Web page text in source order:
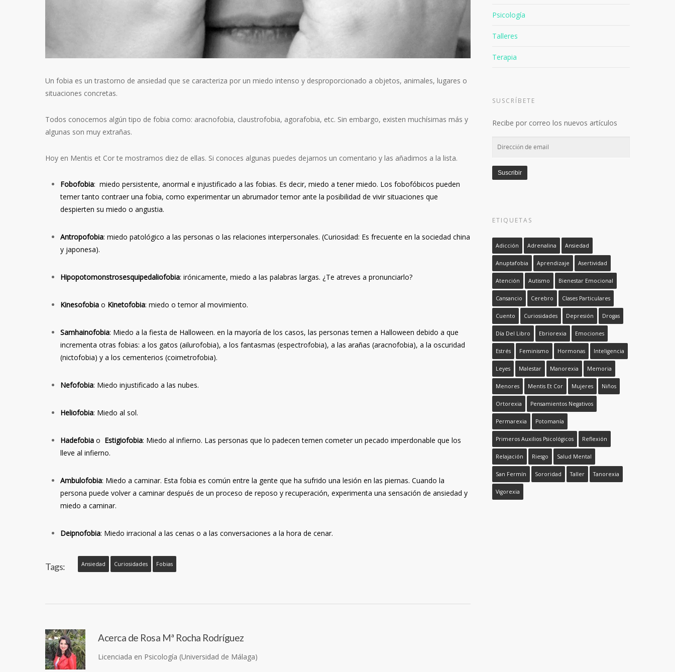
Un fobia es un trastorno de ansiedad que se caracteriza por un miedo intenso y desproporcionado a objetos, animales, lugares o
situaciones concretas.
Todos conocemos algún tipo de fobia como: aracnofobia, claustrofobia, agorafobia, etc. Sin embargo, existen muchísimas más y
algunas son muy extrañas.
Hoy en Mentis et Cor te mostramos diez de ellas. Si conoces algunas puedes dejarnos un comentario y las añadimos a la lista.
Fobofobia: miedo persistente, anormal e injustificado a las fobias. Es decir, miedo a tener miedo. Los fobofóbicos pueden
temer tanto contraer una fobia, como experimentar un abrumador temor ante la posibilidad de vivir situaciones que
despierten su miedo o angustia.
Antropofobia: miedo patológico a las personas o las relaciones interpersonales. (Curiosidad: Es frecuente en la sociedad china
y japonesa).
Hipopotomonstrosesquipedaliofobia: irónicamente, miedo a las palabras largas. ¿Te atreves a pronunciarlo?
Kinesofobia o Kinetofobia: miedo o temor al movimiento.
Samhainofobia: Miedo a la fiesta de Halloween. en la mayoría de los casos, las personas temen a Halloween debido a que
incrementa otras fobias: a los gatos (ailurofobia), a los fantasmas (espectrofobia), a las arañas (aracnofobia), a la oscuridad
(nictofobia) y a los cementerios (coimetrofobia).
Nefofobia: Miedo injustificado a las nubes.
Heliofobia: Miedo al sol.
Hadefobia o Estigiofobia: Miedo al infierno. Las personas que lo padecen temen cometer un pecado imperdonable que los
lleve al infierno.
Ambulofobia: Miedo a caminar. Esta fobia es común entre la gente que ha sufrido una lesión en las piernas. Cuando la
persona puede volver a caminar después de un proceso de reposo y recuperación, experimenta una sensación de ansiedad y
miedo a caminar.
Deipnofobia: Miedo irracional a las cenas o a las conversaciones a la hora de cenar.
Tags: Ansiedad Curiosidades Fobias
Acerca de Rosa Mª Rocha Rodríguez
Licenciada en Psicología (Universidad de Málaga)
Psicología
Talleres
Terapia
SUSCRÍBETE
Recibe por correo los nuevos artículos
Dirección
email
Suscribir
ETIQUETAS
Adicción Adrenalina Ansiedad
Anuptafobia Aprendizaje Asertividad
Atención Autismo Bienestar Emocional
Cansancio Cerebro Clases Particulares
Cuento Curiosidades Depresión Drogas
Día Del Libro Ebriorexia Emociones
Estrés Feminismo Hormonas Inteligencia
Leyes Malestar Manorexia Memoria
Menores Mentis Et Cor Mujeres Niños
Ortorexia Pensamientos Negativos
Permarexia Potomanía
Primeros Auxilios Psicológicos Reflexión
Relajación Riesgo Salud Mental
San Fermín Sororidad Taller Tanorexia
Vigorexia